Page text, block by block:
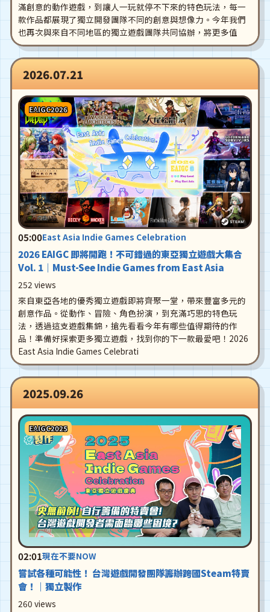
滿創意的動作遊戲，到讓人一玩就停不下來的特色玩法，每一
款作品都展現了獨立開發團隊不同的創意與想像力。今年我們
也再次與來自不同地區的獨立遊戲團隊共同協辦，將更多值
2026.07.21
EAIGC2026
05:00East Asia Indie Games Celebration
2026 EAIGC 即將開跑！不可錯過的東亞獨立遊戲大集合
Vol. 1｜Must-See Indie Games from East Asia
252 views
來自東亞各地的優秀獨立遊戲即將齊聚一堂，帶來豐富多元的
創意作品。從動作、冒險、角色扮演，到充滿巧思的特色玩
法，透過這支遊戲集錦，搶先看看今年有哪些值得期待的作
品！準備好探索更多獨立遊戲，找到你的下一款最愛吧！2026
East Asia Indie Games Celebrati
2025.09.26
EAIGC2025
02:01現在不要NOW
嘗試各種可能性！ 台灣遊戲開發團隊籌辦跨國Steam特賣
會！｜獨立製作
260 views